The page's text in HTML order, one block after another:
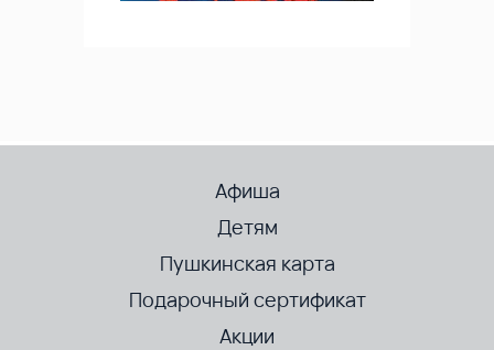
Афиша
Детям
Пушкинская карта
Подарочный сертификат
Акции